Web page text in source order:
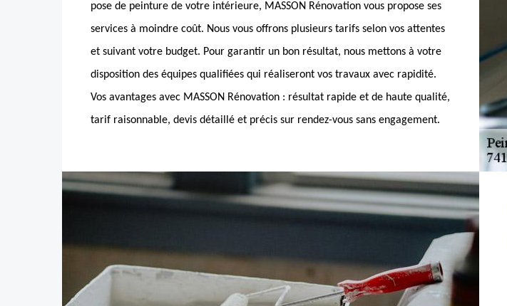
pose de peinture de votre intérieure, MASSON Rénovation vous propose ses
services à moindre coût. Nous vous offrons plusieurs tarifs selon vos attentes
et suivant votre budget. Pour garantir un bon résultat, nous mettons à votre
disposition des équipes qualifiées qui réaliseront vos travaux avec rapidité.
Vos avantages avec MASSON Rénovation : résultat rapide et de haute qualité,
tarif raisonnable, devis détaillé et précis sur rendez-vous sans engagement.